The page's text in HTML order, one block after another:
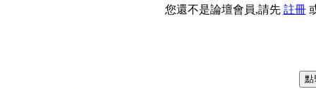
您還不是論壇會員,請先 註冊